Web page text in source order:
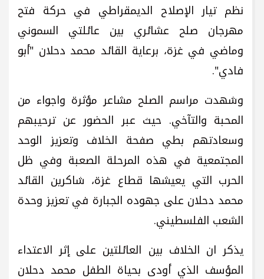
نظم تيار الإصلاح الديمقراطي في حركة فتح
مهرجان صلح عشائري بين عائلتي السموني
وماضي في غزة، برعاية القائد محمد دحلان "أبو
فادي".
وشهدت مراسم الصلح مشاعر مؤثرة واجواء من
المحبة والتآخي. حيث عبر الحضور عن ترحيبهم
وسعادتهم بطي صفحة الخلاف وتعزيز الوحد
المجتمعية في هذه المرحلة الصعبة وفي ظل
الحرب التي يعيشها قطاع غزة، شاكرين القائد
محمد دحلان على جهوده الجبارة في تعزيز وحدة
الشعب الفلسطيني.
يذكر ان الخلاف بين العائلتين على إثر الاعتداء
المؤسف الذي أودى بحياة الطفل محمد دحلان